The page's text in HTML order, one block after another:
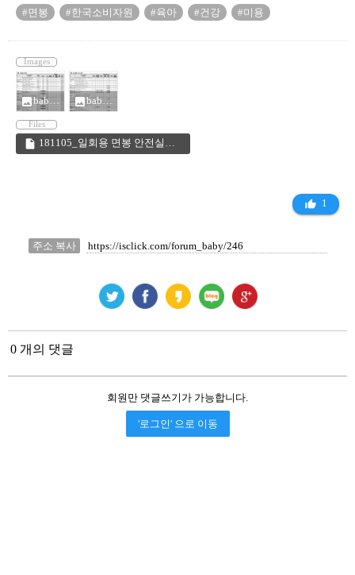
#면봉 #한국소비자원 #육아 #건강 #미용
Images
photobaby01.png photobaby02.png
Files
insert_drive_file 181105_일회용 면봉 안전실태_보도자료.pdf
thumb_up_alt 1
주소 복사
0 개의 댓글
회원만 댓글쓰기가 가능합니다.
'로그인' 으로 이동